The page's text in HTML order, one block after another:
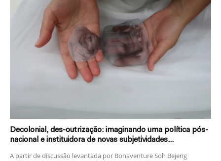
Decolonial, des-outrização: imaginando uma política pós-
nacional e instituidora de novas subjetividades...
A partir de discussão levantada por Bonaventure Soh Bejeng